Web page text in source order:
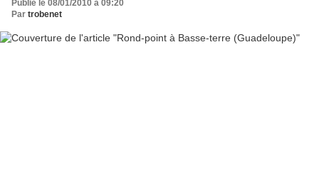
Publié le 08/01/2010 à 09:20
Par trobenet